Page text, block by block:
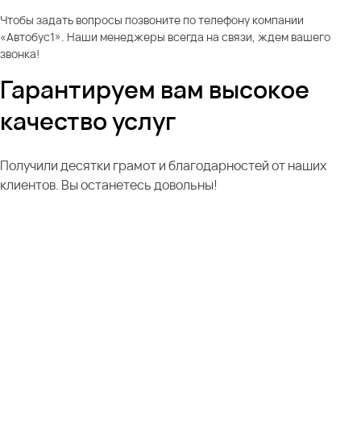
Чтобы задать вопросы позвоните по телефону компании
«Автобус1». Наши менеджеры всегда на связи, ждем вашего
звонка!
Гарантируем вам высокое
качество услуг
Получили десятки грамот и благодарностей от наших
клиентов. Вы останетесь довольны!